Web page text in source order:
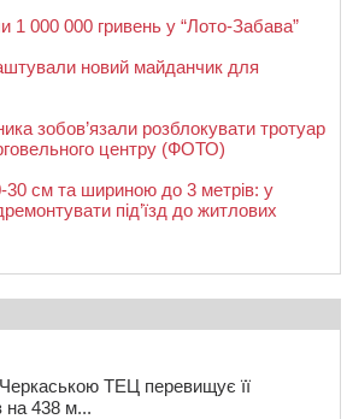
1 000 000 гривень у “Лото-Забава”
новий майданчик для
зобов’язали розблокувати тротуар
центру (ФОТО)
30 см та шириною до 3 метрів: у
під’їзд до житлових
ТЕЦ перевищує її
на 438 м...